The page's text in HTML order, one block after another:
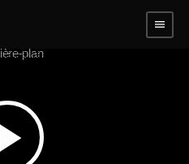
menu
play_arrow